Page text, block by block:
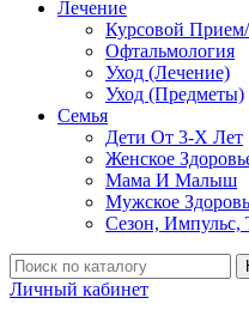
Лечение
Курсовой
Офтальмология
Уход (Лечение)
Уход (Предметы)
Семья
Дети От 3-Х Лет
Женское
Мама И Малыш
Мужское
Сезон, Импульс,
Личный кабинет